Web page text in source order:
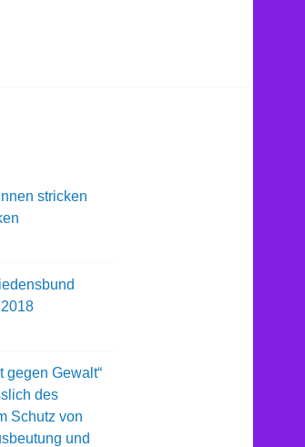
stricken
gegen Gewalt“
des
Schutz von
und